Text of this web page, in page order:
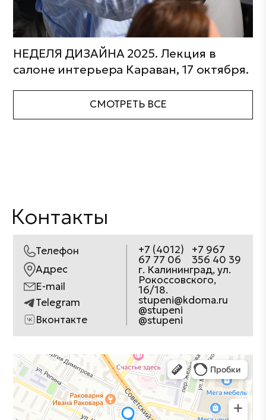
НЕДЕЛЯ ДИЗАЙНА 2025. Лекция в
салоне интерьера Караван, 17 октября.
СМОТРЕТЬ ВСЕ
Контакты
Телефон
Адрес
E-mail
Telegram
Вконтакте
+7 (4012)
67 77 06
+7 967
356 40 39
г. Калининград, ул.
Рокоссовского,
16/18.
stupeni@kdoma.ru
@stupeni
@stupeni